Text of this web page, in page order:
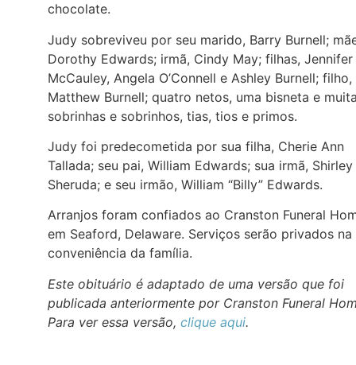
chocolate.
Judy sobreviveu por seu marido, Barry Burnell;
Dorothy Edwards; irmã, Cindy May; filhas, Jennifer
McCauley, Angela O’Connell e Ashley Burnell; filho,
Matthew Burnell; quatro netos, uma bisneta e
sobrinhas e sobrinhos, tias, tios e primos.
Judy foi predecometida por sua filha, Cherie Ann
Tallada; seu pai, William Edwards; sua irmã, Shirley
Sheruda; e seu irmão, William “Billy” Edwards.
Arranjos foram confiados ao Cranston Funeral
em Seaford, Delaware. Serviços serão privados na
conveniência da família.
Este obituário é adaptado de uma versão que foi
publicada anteriormente por Cranston Funeral
Para ver essa versão, clique aqui.